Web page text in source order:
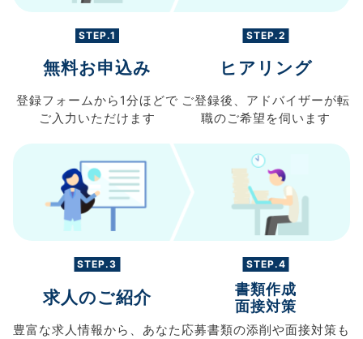
STEP.1
無料お申込み
登録フォームから 1分ほどで
ご入力 いただけます
STEP.2
ヒアリング
ご登録後、 アドバイザーが転
職のご希望を伺います
STEP.3
求人のご紹介
豊富な求人情報から、 あなた
STEP.4
書類作成
面接対策
応募書類の添削や面接対策も